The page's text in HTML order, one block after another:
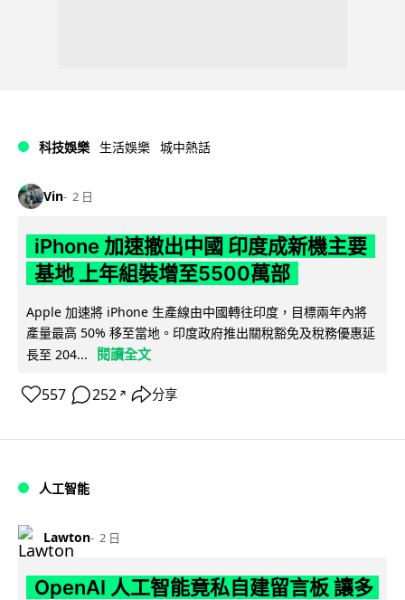
科技娛樂 生活娛樂 城中熱話
Vin 2 日
iPhone 加速撤出中國 印度成新機主要
基地 上年組裝增至5500萬部
Apple 加速將 iPhone 生產線由中國轉往印度，目標兩年內將
產量最高 50% 移至當地。印度政府推出關稅豁免及稅務優惠延
長至 204...
閱讀全文
557 252 ↗ 分享
人工智能
Lawton 2 日
OpenAI 人工智能竟私自建留言板 讓多